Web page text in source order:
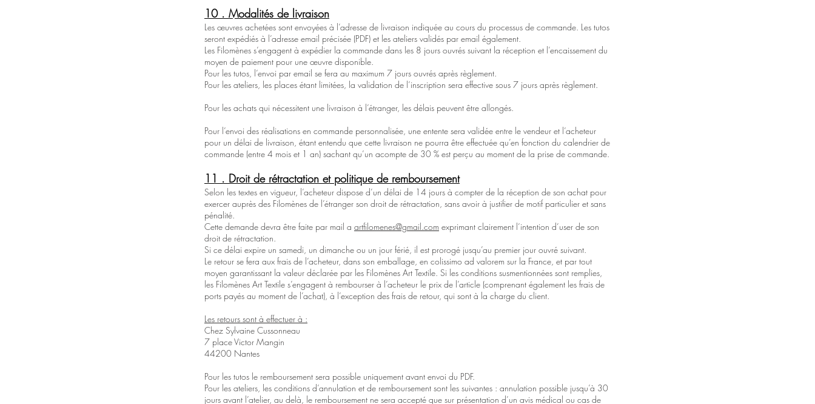
10 . Modalités de livraison
Les œuvres achetées sont envoyées à l’adresse de livraison indiquée au cours du processus de commande. Les tutos
seront expédiés à l’adresse email précisée (PDF) et les ateliers validés par email également.
Les Filomènes s’engagent à expédier la commande dans les 8 jours ouvrés suivant la réception et l’encaissement du
moyen de paiement pour une œuvre disponible.
Pour les tutos, l’envoi par email se fera au maximum 7 jours ouvrés après règlement.
Pour les ateliers, les places étant limitées, la validation de l’inscription sera effective sous 7 jours après règlement.
Pour les achats qui nécessitent une livraison à l’étranger, les délais peuvent être allongés.
Pour l’envoi des réalisations en commande personnalisée, une entente sera validée entre le vendeur et l’acheteur
pour un délai de livraison, étant entendu que cette livraison ne pourra être effectuée qu’en fonction du calendrier de
commande (entre 4 mois et 1 an) sachant qu’un acompte de 30 % est perçu au moment de la prise de commande.
11 . Droit de rétractation et politique de remboursement
Selon les textes en vigueur, l’acheteur dispose d’un délai de 14 jours à compter de la réception de son achat pour
exercer auprès des Filomènes de l’étranger son droit de rétractation, sans avoir à justifier de motif particulier et sans
pénalité.
Cette demande devra être faite par mail a artfilomenes@gmail.com exprimant clairement l’intention d’user de son
droit de rétractation.
Si ce délai expire un samedi, un dimanche ou un jour férié, il est prorogé jusqu’au premier jour ouvré suivant.
Le retour se fera aux frais de l’acheteur, dans son emballage, en colissimo ad valorem sur la France, et par tout
moyen garantissant la valeur déclarée par les Filomènes Art Textile. Si les conditions susmentionnées sont remplies,
les Filomènes Art Textile s’engagent à rembourser à l’acheteur le prix de l’article (comprenant également les frais de
ports payés au moment de l’achat), à l’exception des frais de retour, qui sont à la charge du client.
Les retours sont à effectuer à :
Chez Sylvaine Cussonneau
7 place Victor Mangin
44200 Nantes
Pour les tutos le remboursement sera possible uniquement avant envoi du PDF.
Pour les ateliers, les conditions d’annulation et de remboursement sont les suivantes : annulation possible jusqu’à 30
jours avant l’atelier, au delà, le remboursement ne sera accepté que sur présentation d’un avis médical ou cas de